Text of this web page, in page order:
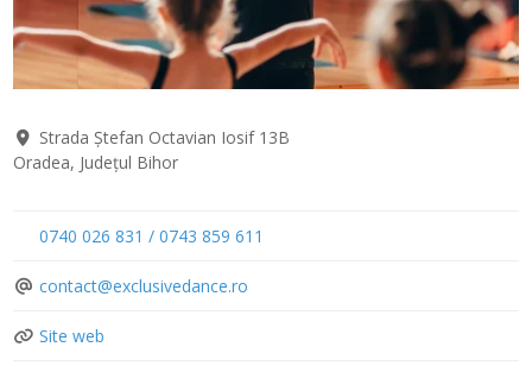
Strada Ștefan Octavian Iosif 13B
Oradea, Județul Bihor
0740 026 831 / 0743 859 611
contact@exclusivedance.ro
Site web